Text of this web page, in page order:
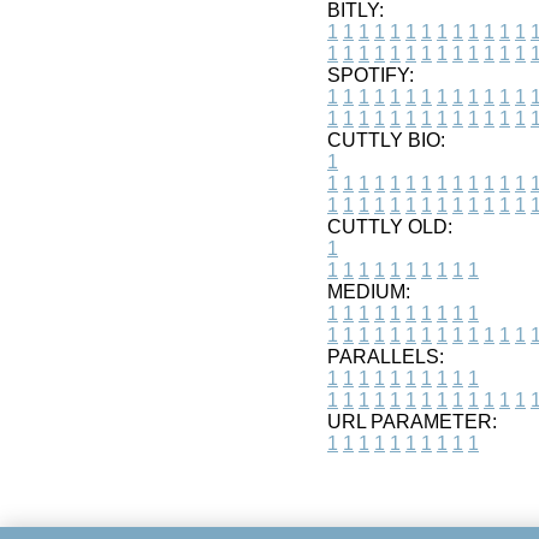
BITLY:
1 1 1 1 1 1 1 1 1 1 1 1 1 1
1 1 1 1 1 1 1 1 1 1 1 1 1 1
SPOTIFY:
1 1 1 1 1 1 1 1 1 1 1 1 1 1
1 1 1 1 1 1 1 1 1 1 1 1 1 1
CUTTLY BIO:
1
1 1 1 1 1 1 1 1 1 1 1 1 1 1
1 1 1 1 1 1 1 1 1 1 1 1 1 1
CUTTLY OLD:
1
1 1 1 1 1 1 1 1 1 1
MEDIUM:
1 1 1 1 1 1 1 1 1 1
1 1 1 1 1 1 1 1 1 1 1 1 1 1
PARALLELS:
1 1 1 1 1 1 1 1 1 1
1 1 1 1 1 1 1 1 1 1 1 1 1 1
URL PARAMETER:
1 1 1 1 1 1 1 1 1 1